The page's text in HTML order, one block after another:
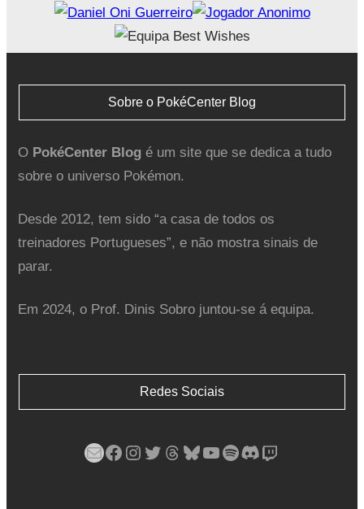
Sobre o PokéCenter Blog
O PokéCenter Blogé um site que se dedica a tudo
sobre o universo Pokémon.
Desde 2012, tem sido “a casa de todos os
treinadores Portugueses”, e não mostra sinais de
parar.
Em 2024, o Prof. Dinis Sobro juntou-se á equipa.
Redes Sociais
Mail Facebook Instagram Twitter Threads Bluesky YouTube Spotify Discord Twitch